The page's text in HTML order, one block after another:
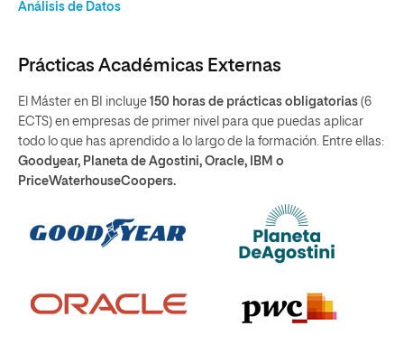
Análisis de Datos
Prácticas Académicas Externas
El Máster en BI incluye 150 horas de prácticas obligatorias (6
ECTS) en empresas de primer nivel para que puedas aplicar
todo lo que has aprendido a lo largo de la formación. Entre ellas:
Goodyear, Planeta de Agostini, Oracle, IBM o
PriceWaterhouseCoopers.